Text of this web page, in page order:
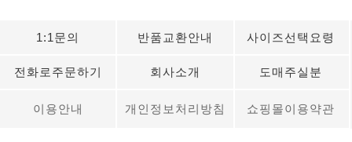
1:1문의 반품교환안내 사이즈선택요령
전화로주문하기 회사소개 도매주실분
이용안내 개인정보처리방침 쇼핑몰이용약관